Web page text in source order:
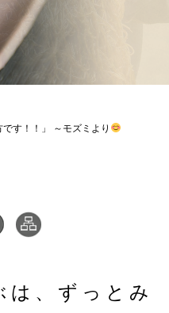
す！！」 ～モズミより
は、ずっとみ